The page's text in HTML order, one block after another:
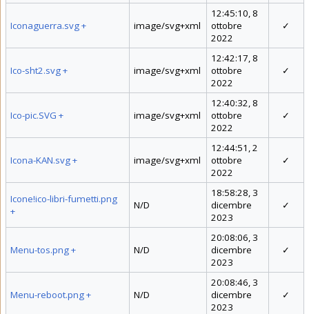
Iconaguerra.svg+ image/svg+xml
12:45:10, 8
ottobre
2022
✓
Ico-sht2.svg+ image/svg+xml
12:42:17, 8
ottobre
2022
✓
Ico-pic.SVG + image/svg+xml
12:40:32, 8
ottobre
2022
✓
Icona-KAN.svg+ image/svg+xml
12:44:51, 2
ottobre
2022
✓
Icone!ico-libri-fumetti.png
+
N/D
18:58:28, 3
dicembre
2023
✓
Menu-tos.png+ N/D
20:08:06, 3
dicembre
2023
✓
Menu-reboot.png+ N/D
20:08:46, 3
dicembre
2023
✓